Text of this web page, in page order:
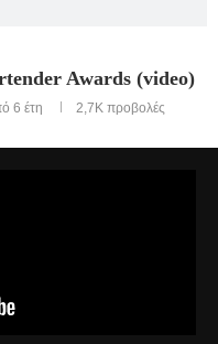
Awards (video)
6 έτη 2,7K προβολές